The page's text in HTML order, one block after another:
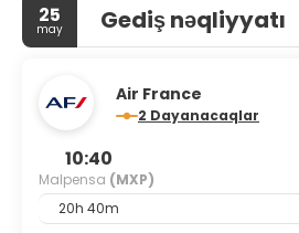
25
may Gediş nəqliyyatı
Air France
2 Dayanacaqlar
10:40
Malpensa (MXP)
20h 40m